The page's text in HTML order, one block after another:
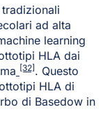
ad alta
learning
HLA dai
[32] . Questo
HLA di
di Basedow in